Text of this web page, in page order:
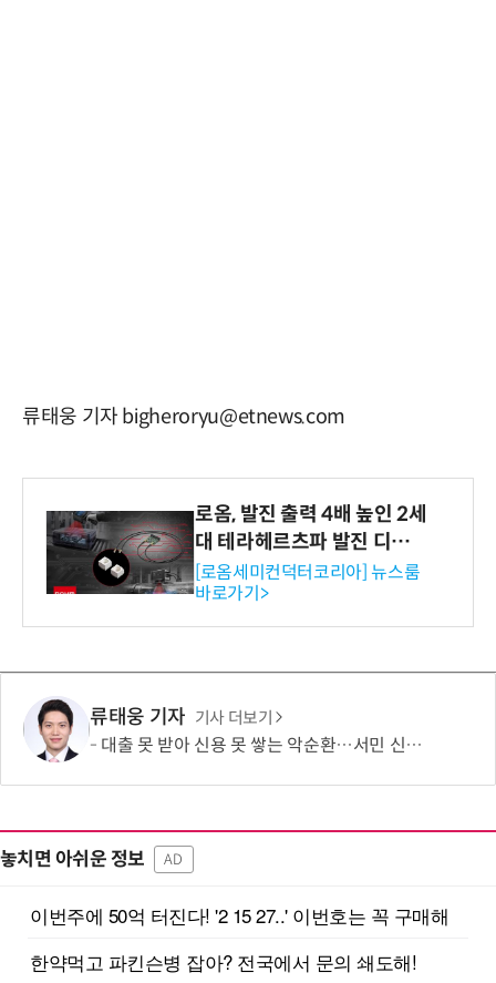
류태웅 기자 bigheroryu@etnews.com
로옴, 발진 출력 4배 높인 2세
대 테라헤르츠파 발진 디바이
스 개발
[로옴세미컨덕터코리아] 뉴스룸
바로가기>
류태웅 기자 기사 더보기
대출 못 받아 신용 못 쌓는 악순환…서민 신용평가 사각지대 메운다
놓치면 아쉬운 정보 AD